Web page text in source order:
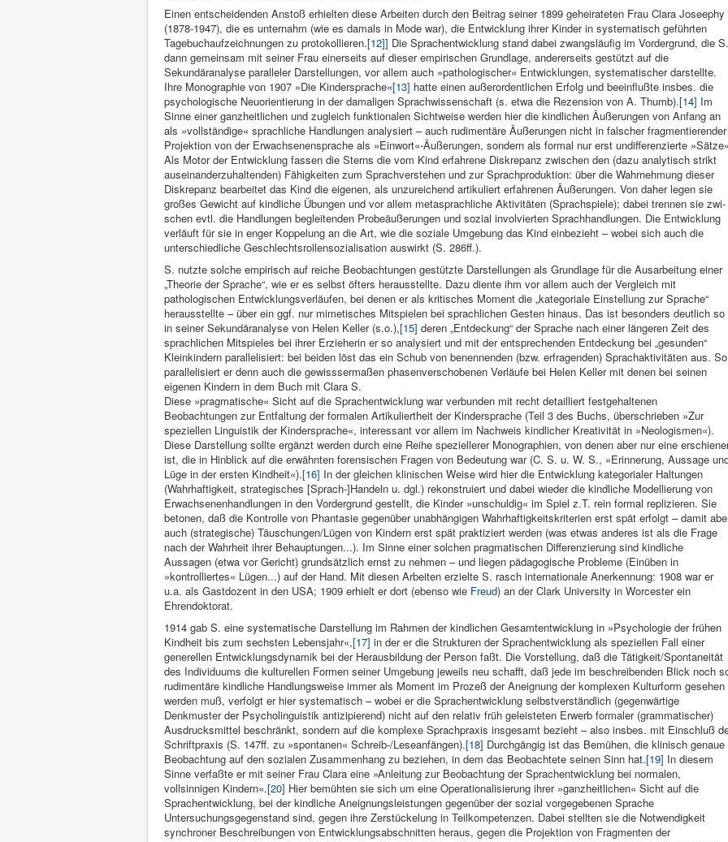
Einen entscheidenden Anstoß erhielten diese Arbeiten durch den Beitrag seiner 1899 ge­heirateten Frau Clara Joseephy
(1878-1947), die es unternahm (wie es damals in Mode war), die Ent­wicklung ihrer Kinder in sy­stematisch geführten
Tagebuchaufzeich­nungen zu protokollieren.[12]] Die Spra­chentwicklung stand dabei zwangsläufig im Vordergrund, die S.
dann gemeinsam mit seiner Frau einerseits auf dieser empirischen Grundlage, andererseits gestützt auf die
Sekundärana­lyse paralleler Darstellungen, vor allem auch »pathologischer« Entwicklungen, systematischer darstellte.
Ihre Monographie von 1907 »Die Kin­dersprache«[13] hatte einen außerordentlichen Erfolg und beein­flußte insbes. die
psychologische Neuorientierung in der damaligen Sprachwissen­schaft (s. etwa die Rezension von A. Thumb).[14] Im
Sinne einer ganzheitlichen und zugleich funktionalen Sicht­weise werden hier die kindlichen Äuße­rungen von Anfang an
als »vollständige« sprachliche Handlungen analysiert – auch rudimen­täre Äußerungen nicht in falscher frag­mentierender
Projektion von der Erwachsenensprache als »Einwort«-Äußerungen, sondern als formal nur erst undifferenzierte
Als Motor der Entwicklung fas­sen die Sterns die vom Kind erfahrene Diskrepanz zwischen den (dazu ana­lytisch strikt
auseinanderzuhaltenden) Fä­higkeiten zum Sprachver­stehen und zur Sprachproduktion: über die Wahrnehmung dieser
Diskrepanz bearbeitet das Kind die eigenen, als unzu­reichend artikuliert erfah­renen Äußerungen. Von daher legen sie
großes Gewicht auf kindliche Übungen und vor allem metasprachliche Aktivitäten (Sprachspiele); dabei trennen sie zwi­
schen evtl. die Handlungen beglei­tenden Probeäußerungen und sozial involvierten Sprachhandlungen. Die Entwicklung
verläuft für sie in enger Koppelung an die Art, wie die soziale Umgebung das Kind einbezieht – wobei sich auch die
unter­schiedliche Geschlechtsrol­lensozialisation auswirkt (S. 286ff.).
S. nutzte solche empirisch auf reiche Beobachtungen gestützte Darstellungen als Grundlage für die Ausarbeitung einer
„Theorie der Sprache“, wie er es selbst öfters herausstellte. Dazu diente ihm vor allem auch der Vergleich mit
pathologischen Entwicklungsverläufen, bei denen er als kritisches Moment die „kategoriale Einstellung zur Sprache“
herausstellte – über ein ggf. nur mimetisches Mitspielen bei sprachlichen Gesten hinaus. Das ist besonders deutlich so
in seiner Sekundäranalyse von Helen Keller (s.o.),[15] deren „Entdeckung“ der Sprache nach einer längeren Zeit des
sprachlichen Mitspieles bei ihrer Erzieherin er so analysiert und mit der entsprechenden Entdeckung bei „gesunden“
Kleinkindern parallelisiert: bei beiden löst das ein Schub von benennenden (bzw. erfragenden) Sprachaktivitäten aus. So
parallelisiert er denn auch die gewisssermaßen phasenverschobenen Verläufe bei Helen Keller mit denen bei seinen
eigenen Kindern in dem Buch mit Clara S.
Diese »pragmati­sche« Sicht auf die Sprachentwicklung war verbunden mit recht detailliert festgehaltenen
Beobachtungen zur Ent­faltung der formalen Artikuliertheit der Kin­dersprache (Teil 3 des Buchs, überschrieben »Zur
speziellen Lin­guistik der Kinderspra­che«, interessant vor allem im Nachweis kindlicher Kreativität in »Neologismen«).
Diese Darstellung sollte ergänzt werden durch eine Reihe speziellerer Monographien, von denen aber nur eine
ist, die in Hinblick auf die erwähnten forensischen Fragen von Bedeutung war (C. S. u. W. S., »Erinnerung, Aussage
Lüge in der ersten Kindheit«).[16] In der gleichen klinischen Weise wird hier die Entwicklung katego­rialer Haltungen
(Wahrhaftigkeit, stra­tegisches [Sprach-]Handeln u. dgl.) rekonstruiert und dabei wieder die kindliche Modellierung von
Erwachsenenhandlungen in den Vorder­grund gestellt, die Kinder »un­schuldig« im Spiel z.T. rein formal replizieren. Sie
betonen, daß die Kontrolle von Phantasie gegen­über unabhängigen Wahrhaftig­keitskriterien erst spät erfolgt – da­mit
auch (strategische) Täuschungen/Lügen von Kindern erst spät praktiziert werden (was etwas anderes ist als die Frage
nach der Wahrheit ihrer Behauptun­gen...). Im Sinne einer solchen pragmati­schen Differenzierung sind kindliche
Aussagen (etwa vor Gericht) grundsätzlich ernst zu nehmen – und liegen pädagogische Probleme (Einüben in
»kontrolliertes« Lügen...) auf der Hand. Mit diesen Arbeiten erzielte S. rasch in­ternationale Anerkennung: 1908 war er
u.a. als Gastdozent in den USA; 1909 erhielt er dort (ebenso wie Freud) an der Clark University in Worcester ein
Ehrendoktorat.
1914 gab S. eine systematische Darstellung im Rahmen der kindlichen Gesamtentwicklung in »Psychologie der frühen
Kindheit bis zum sechsten Lebensjahr«,[17] in der er die Strukturen der Sprachentwicklung als speziel­len Fall einer
generellen Entwick­lungsdynamik bei der Herausbildung der Per­son faßt. Die Vorstel­lung, daß die Tätigkeit/Spontaneität
des In­dividuums die kulturel­len Formen seiner Umgebung jeweils neu schafft, daß jede im be­schreibenden Blick noch
rudimentäre kindliche Handlungsweise immer als Moment im Prozeß der Aneignung der komplexen Kulturform gesehen
werden muß, verfolgt er hier sy­stematisch – wobei er die Sprachentwicklung selbstverständlich (gegenwärtige
Denkmuster der Psycholinguistik antizipierend) nicht auf den relativ früh gelei­steten Erwerb formaler (grammatischer)
Ausdrucksmittel beschränkt, sondern auf die komplexe Sprachpraxis insgesamt bezieht – also insbes. mit Einschluß
Schriftpraxis (S. 147ff. zu »spontanen« Schreib-/Leseanfängen).[18] Durchgängig ist das Bemühen, die klinisch genaue
Beobachtung auf den sozialen Zusammenhang zu beziehen, in dem das Beobachtete seinen Sinn hat.[19] In diesem
Sinne verfaßte er mit seiner Frau Clara eine »Anleitung zur Beobachtung der Sprachentwicklung bei normalen,
vollsinnigen Kindern«.[20] Hier bemühten sie sich um eine Operationalisierung ihrer »ganzheitlichen« Sicht auf die
Sprachentwicklung, bei der kindliche Aneignungsleistungen gegenüber der sozial vorgegebenen Sprache
Untersuchungsgegenstand sind, gegen ihre Zerstückelung in Teilkompetenzen. Dabei stellten sie die Notwendigkeit
synchroner Beschreibungen von Entwicklungsabschnitten heraus, gegen die Projektion von Fragmenten der